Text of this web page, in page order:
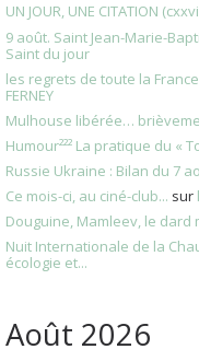
UN JOUR, UNE CITATION
9 août. Saint Jean-Marie-
Saint du jour
les regrets de toute la
FERNEY
Mulhouse libérée…
Humour²²² La pratique du «
Russie Ukraine : Bilan du 7
Ce mois-ci, au ciné-club... sur
Douguine, Mamleev, le dard
Nuit Internationale de la
écologie et...
Août 2026